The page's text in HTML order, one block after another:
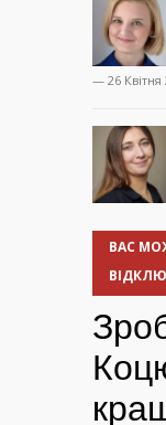
— 26 Квітня
ВАС